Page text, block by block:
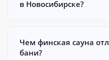
в Новосибирске?
Чем финская сауна
бани?